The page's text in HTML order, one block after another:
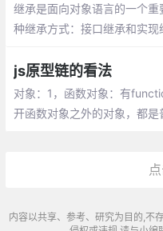
继承是面向对象语言的一个
种继承方式：接口继承和实
只支持实现继承，而实现继承
js原型链的看法
对象：1，函数对象：有
开函数对象之外的对象，都
内容以共享、参考、研究为目的,不